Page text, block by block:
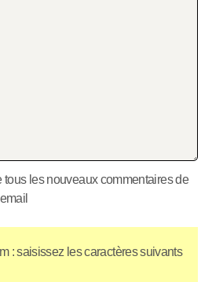
tous les nouveaux commentaires de
: saisissez les caractères suivants